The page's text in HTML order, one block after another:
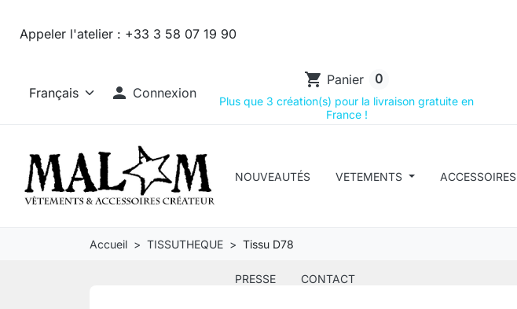
Appeler l'atelier : +33 3 58 07 19 90
 Connexion
shopping_cart Panier 0
Plus que 3 création(s) pour la livraison gratuite en
France !
NOUVEAUTÉS VETEMENTS ACCESSOIRES
PRESSE CONTACT
Accueil TISSUTHEQUE Tissu D78